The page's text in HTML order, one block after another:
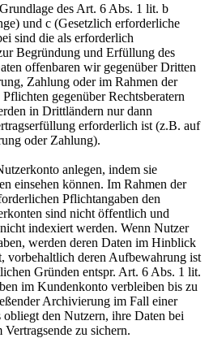
des Art. 6 Abs. 1 lit. b
und c (Gesetzlich erforderliche
sind die als erforderlich
Begründung und Erfüllung des
offenbaren wir gegenüber Dritten
Zahlung oder im Rahmen der
gegenüber Rechtsberatern
in Drittländern nur dann
erforderlich ist (z.B. auf
oder Zahlung).
anlegen, indem sie
einsehen können. Im Rahmen der
Pflichtangaben den
sind nicht öffentlich und
indexiert werden. Wenn Nutzer
werden deren Daten im Hinblick
vorbehaltlich deren Aufbewahrung ist
Gründen entspr. Art. 6 Abs. 1 lit.
im Kundenkonto verbleiben bis zu
Archivierung im Fall einer
den Nutzern, ihre Daten bei
zu sichern.